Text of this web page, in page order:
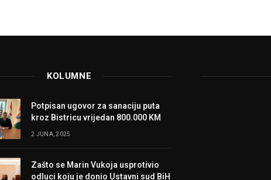
KOLUMNE
Potpisan ugovor za sanaciju puta
kroz Bistricu vrijedan 800.000 KM
2 JUNA, 2025
Zašto se Marin Vukoja usprotivio
odluci koju je donio Ustavni sud BiH